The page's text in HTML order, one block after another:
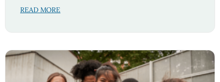
READ MORE